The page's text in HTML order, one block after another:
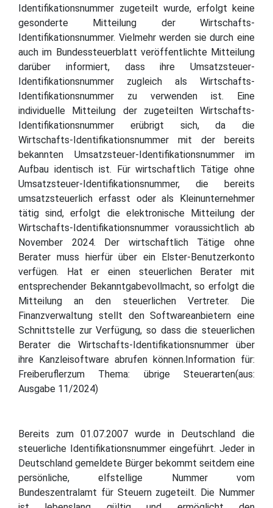
Identifikationsnummer zugeteilt wurde, erfolgt keine
gesonderte Mitteilung der Wirtschafts-
Identifikationsnummer. Vielmehr werden sie durch eine
auch im Bundessteuerblatt veröffentlichte Mitteilung
darüber informiert, dass ihre Umsatzsteuer-
Identifikationsnummer zugleich als Wirtschafts-
Identifikationsnummer zu verwenden ist. Eine
individuelle Mitteilung der zugeteilten Wirtschafts-
Identifikationsnummer erübrigt sich, da die
Wirtschafts-Identifikationsnummer mit der bereits
bekannten Umsatzsteuer-Identifikationsnummer im
Aufbau identisch ist. Für wirtschaftlich Tätige ohne
Umsatzsteuer-Identifikationsnummer, die bereits
umsatzsteuerlich erfasst oder als Kleinunternehmer
tätig sind, erfolgt die elektronische Mitteilung der
Wirtschafts-Identifikationsnummer voraussichtlich ab
November 2024. Der wirtschaftlich Tätige ohne
Berater muss hierfür über ein Elster-Benutzerkonto
verfügen. Hat er einen steuerlichen Berater mit
entsprechender Bekanntgabevollmacht, so erfolgt die
Mitteilung an den steuerlichen Vertreter. Die
Finanzverwaltung stellt den Softwareanbietern eine
Schnittstelle zur Verfügung, so dass die steuerlichen
Berater die Wirtschafts-Identifikationsnummer über
ihre Kanzleisoftware abrufen können.Information für:
Freiberuflerzum Thema: übrige Steuerarten(aus:
Ausgabe 11/2024)
Bereits zum 01.07.2007 wurde in Deutschland die
steuerliche Identifikationsnummer eingeführt. Jeder in
Deutschland gemeldete Bürger bekommt seitdem eine
persönliche, elfstellige Nummer vom
Bundeszentralamt für Steuern zugeteilt. Die Nummer